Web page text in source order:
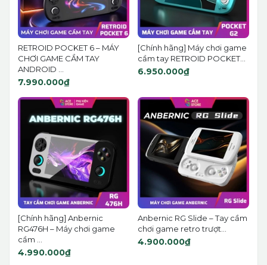
RETROID POCKET 6 – MÁY
CHƠI GAME CẦM TAY
ANDROID ...
7.990.000₫
[Chính hãng] Máy chơi game
cầm tay RETROID POCKET...
6.950.000₫
[Chính hãng] Anbernic
RG476H – Máy chơi game
cầm ...
4.990.000₫
Anbernic RG Slide – Tay cầm
chơi game retro trượt...
4.900.000₫